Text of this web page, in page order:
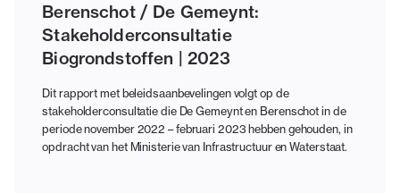
Berenschot / De Gemeynt:
Stakeholderconsultatie
Biogrondstoffen | 2023
Dit rapport met beleidsaanbevelingen volgt op de
stakeholderconsultatie die De Gemeynt en Berenschot in de
periode november 2022 – februari 2023 hebben gehouden, in
opdracht van het Ministerie van Infrastructuur en Waterstaat.